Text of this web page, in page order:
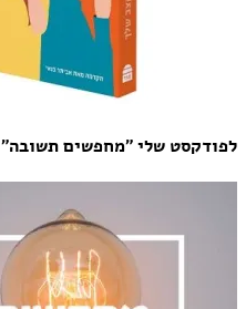
לפודקסט שלי "מחפשים תשובה"